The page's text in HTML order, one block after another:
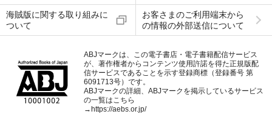
海賊版に関する取り組みに
ついて
お客さまのご利用端末から
の情報の外部送信について
ABJマークは、この電子書店・電子書籍配信サービス
が、著作権者からコンテンツ使用許諾を得た正規版配
信サービスであることを示す登録商標（登録番号 第
6091713号）です。
ABJマークの詳細、ABJマークを掲示しているサービス
の一覧はこちら
→ https://aebs.or.jp/